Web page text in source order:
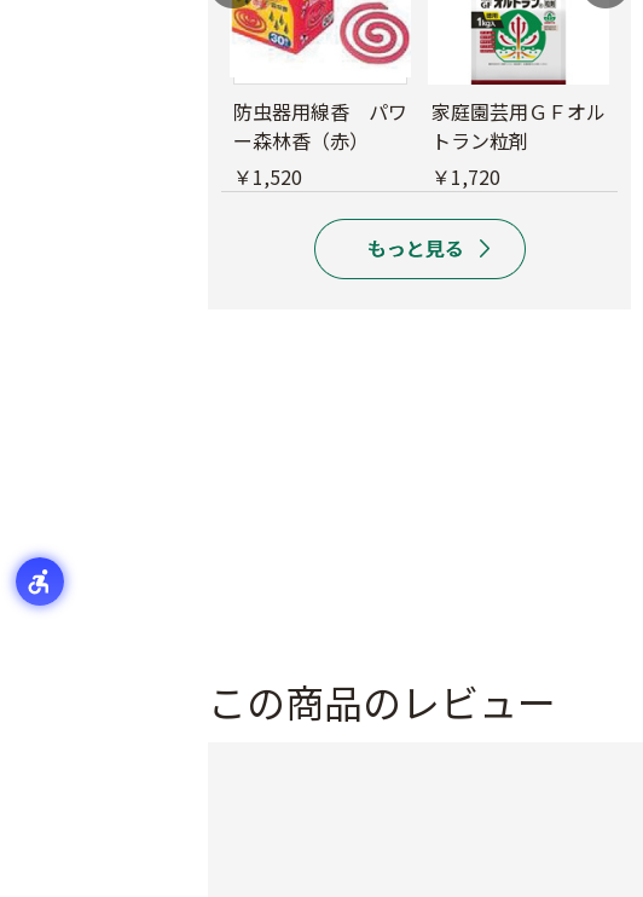
防虫器用線香 パワ
ー森林香（赤）
￥1,520
家庭園芸用ＧＦオル
トラン粒剤
￥1,720
この商品のレビュー